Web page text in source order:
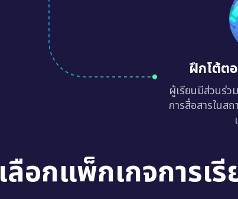
ฝึกโต้ต
ผู้เรียนมีส่วนร่ว
การสื่อสารในส
เลือกแพ็กเกจการเ